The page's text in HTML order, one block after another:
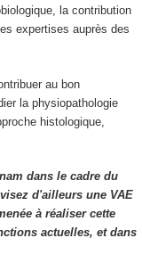
la contribution
expertises auprès des
au bon
la physiopathologie
histologique,
dans le cadre du
d'ailleurs une VAE
à réaliser cette
actuelles, et dans